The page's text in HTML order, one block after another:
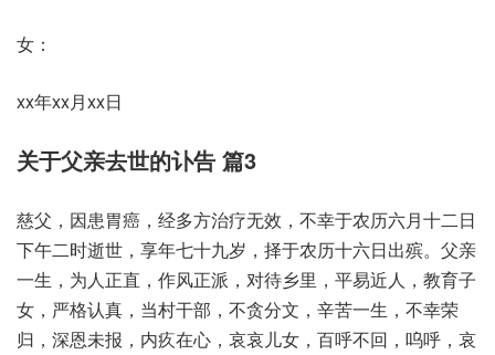
女：
xx年xx月xx日
关于父亲去世的讣告 篇3
慈父，因患胃癌，经多方治疗无效，不幸于农历六月十二日
下午二时逝世，享年七十九岁，择于农历十六日出殡。父亲
一生，为人正直，作风正派，对待乡里，平易近人，教育子
女，严格认真，当村干部，不贪分文，辛苦一生，不幸荣
归，深恩未报，内疚在心，哀哀儿女，百呼不回，呜呼，哀